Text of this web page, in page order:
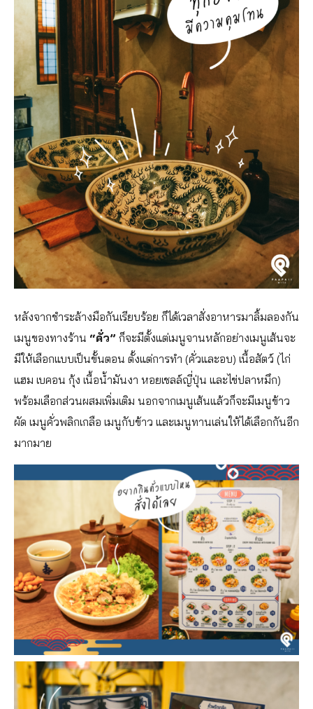
หลังจากชำระล้างมือกันเรียบร้อย ก็ได้เวลาสั่งอาหารมาลิ้มลองกัน
เมนูของทางร้าน “คั่ว” ก็จะมีตั้งแต่เมนูจานหลักอย่างเมนูเส้นจะ
มีให้เลือกแบบเป็นขั้นตอน ตั้งแต่การทำ (คั่วและอบ) เนื้อสัตว์ (ไก่
แฮม เบคอน กุ้ง เนื้อน้ำมันงา หอยเชลล์ญี่ปุ่น และไข่ปลาหมึก)
พร้อมเลือกส่วนผสมเพิ่มเติม นอกจากเมนูเส้นแล้วก็จะมีเมนูข้าว
ผัด เมนูคั่วพลิกเกลือ เมนูกับข้าว และเมนูทานเล่นให้ได้เลือกกันอีก
มากมาย